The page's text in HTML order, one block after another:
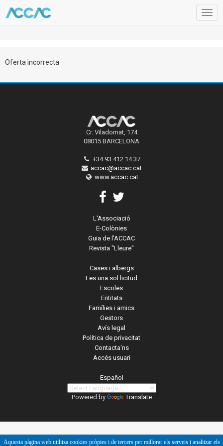
Oferta incorrecta
Cr. Viladomat, 174
08015 BARCELONA
+34 93 412 14 37
accac@accac.cat
www.accac.cat
L'Associació
E-Colònies
Guia de l'ACCAC
Revista "Lleure"
Cases i albergs
Fes una sol·licitud
Escoles
Entitats
Famílies i amics
Gestors
Avís legal
Política de privacitat
Contacta'ns
Accés usuari
Español
Powered by Translate
Aquesta pàgina web utilitza cookies pròpies i de tercers per millorar els serveis i analitzar els